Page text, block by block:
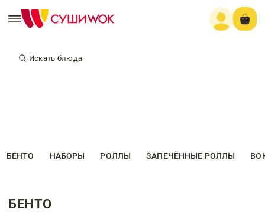
Искать блюда
БЕНТО НАБОРЫ РОЛЛЫ ЗАПЕЧЁННЫЕ РОЛЛЫ
БЕНТО